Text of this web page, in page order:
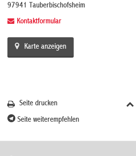
97941 Tauberbischofsheim
Kontaktformular
Karte anzeigen
Seite drucken
Seite weiterempfehlen